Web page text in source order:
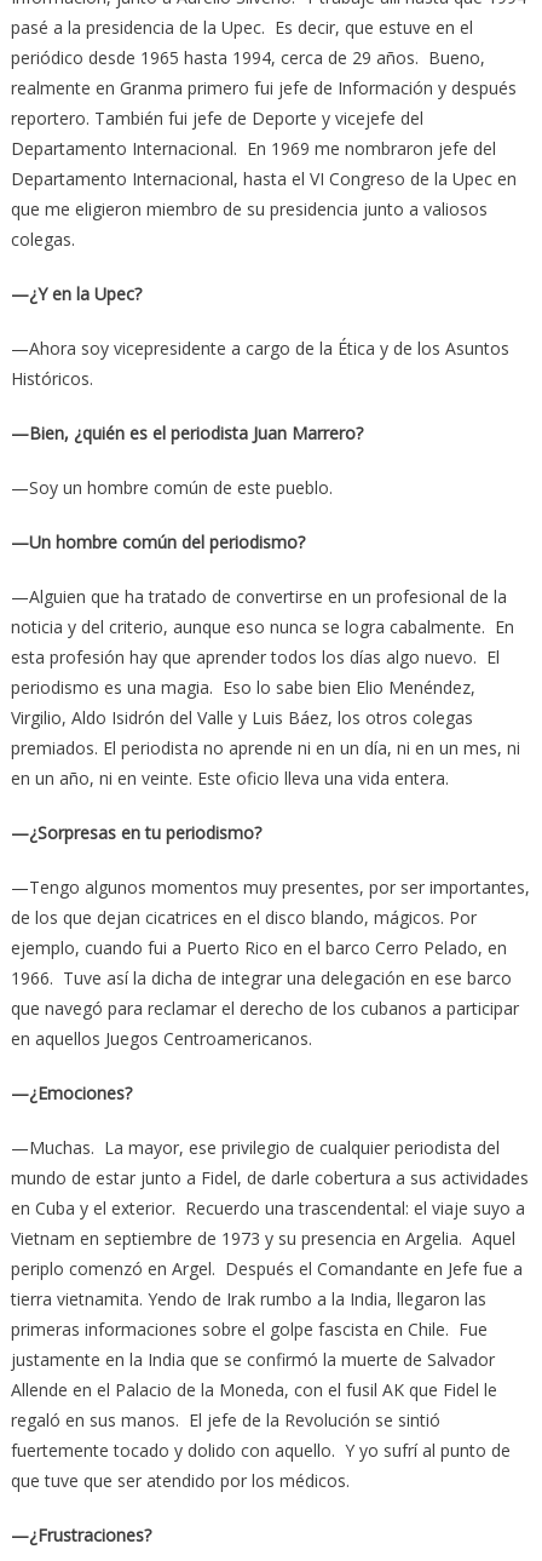
pasé a la presidencia de la Upec. Es decir, que estuve en el
periódico desde 1965 hasta 1994, cerca de 29 años. Bueno,
realmente en Granma primero fui jefe de Información y después
reportero. También fui jefe de Deporte y vicejefe del
Departamento Internacional. En 1969 me nombraron jefe del
Departamento Internacional, hasta el VI Congreso de la Upec en
que me eligieron miembro de su presidencia junto a valiosos
colegas.
—¿Y en la Upec?
—Ahora soy vicepresidente a cargo de la Ética y de los Asuntos
Históricos.
—Bien, ¿quién es el periodista Juan Marrero?
—Soy un hombre común de este pueblo.
—Un hombre común del periodismo?
—Alguien que ha tratado de convertirse en un profesional de la
noticia y del criterio, aunque eso nunca se logra cabalmente. En
esta profesión hay que aprender todos los días algo nuevo. El
periodismo es una magia. Eso lo sabe bien Elio Menéndez,
Virgilio, Aldo Isidrón del Valle y Luis Báez, los otros colegas
premiados. El periodista no aprende ni en un día, ni en un mes, ni
en un año, ni en veinte. Este oficio lleva una vida entera.
—¿Sorpresas en tu periodismo?
—Tengo algunos momentos muy presentes, por ser importantes,
de los que dejan cicatrices en el disco blando, mágicos. Por
ejemplo, cuando fui a Puerto Rico en el barco Cerro Pelado, en
1966. Tuve así la dicha de integrar una delegación en ese barco
que navegó para reclamar el derecho de los cubanos a participar
en aquellos Juegos Centroamericanos.
—¿Emociones?
—Muchas. La mayor, ese privilegio de cualquier periodista del
mundo de estar junto a Fidel, de darle cobertura a sus actividades
en Cuba y el exterior. Recuerdo una trascendental: el viaje suyo a
Vietnam en septiembre de 1973 y su presencia en Argelia. Aquel
periplo comenzó en Argel. Después el Comandante en Jefe fue a
tierra vietnamita. Yendo de Irak rumbo a la India, llegaron las
primeras informaciones sobre el golpe fascista en Chile. Fue
justamente en la India que se confirmó la muerte de Salvador
Allende en el Palacio de la Moneda, con el fusil AK que Fidel le
regaló en sus manos. El jefe de la Revolución se sintió
fuertemente tocado y dolido con aquello. Y yo sufrí al punto de
que tuve que ser atendido por los médicos.
—¿Frustraciones?